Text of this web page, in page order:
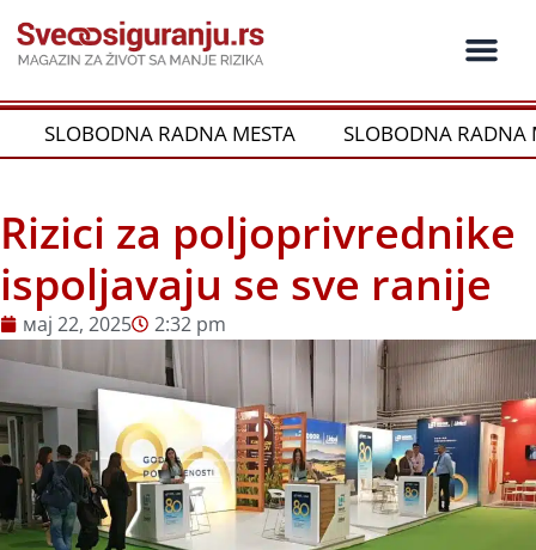
на
садржај
SLOBODNA RADNA MESTA SLOBODNA RADNA
Rizici za poljoprivrednike
ispoljavaju se sve ranije
мај 22, 2025 2:32 pm